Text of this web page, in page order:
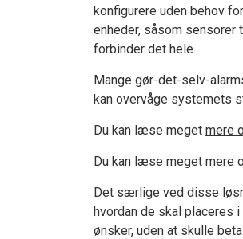
konfigurere uden behov
enheder, såsom
forbinder det hele.
Mange gør-det-selv-
kan overvåge systemets
Du kan læse meget mere
Du kan læse meget mere
Det særlige ved disse
hvordan de skal placeres
ønsker, uden at skulle